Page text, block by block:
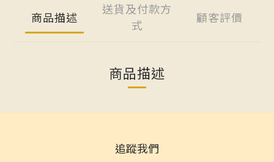
商品描述
送貨及付款方
式
顧客評價
商品描述
追蹤我們